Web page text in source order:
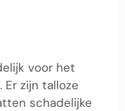
voor het
zijn talloze
schadelijke